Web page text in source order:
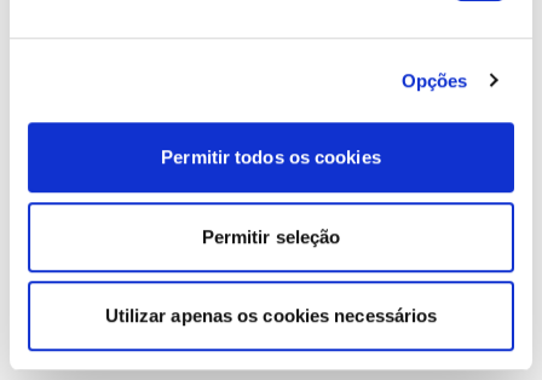
Opções
Permitir todos os cookies
Permitir seleção
Utilizar apenas os cookies necessários